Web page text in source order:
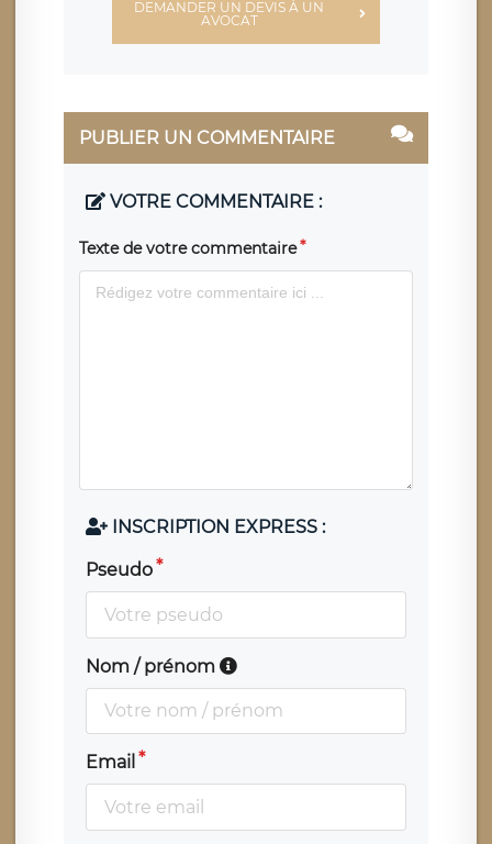
DEMANDER UN DEVIS À UN
AVOCAT
PUBLIER UN COMMENTAIRE
VOTRE COMMENTAIRE :
Texte de votre commentaire
INSCRIPTION EXPRESS :
Pseudo
Nom / prénom
Email